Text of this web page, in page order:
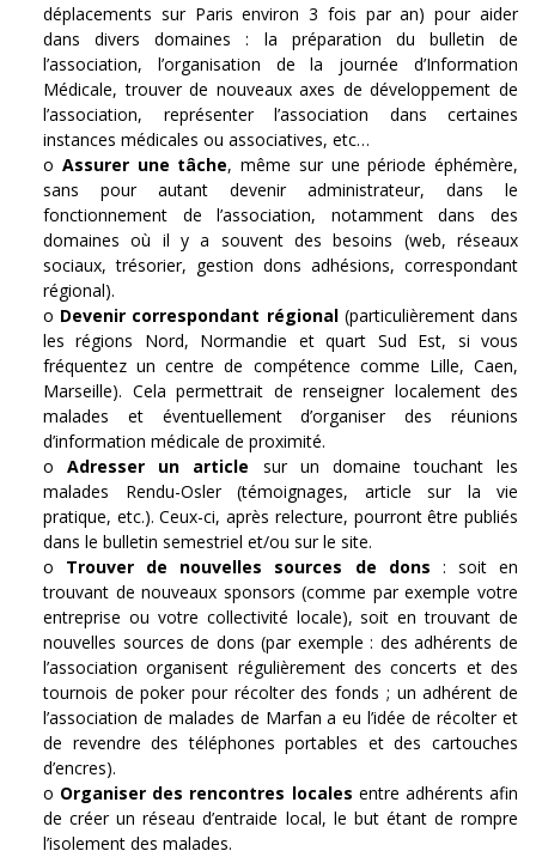
déplacements sur Paris environ 3 fois par an) pour aider
dans divers domaines : la préparation du bulletin de
l’association, l’organisation de la journée d’Information
Médicale, trouver de nouveaux axes de développement de
l’association, représenter l’association dans certaines
instances médicales ou associatives, etc…
o Assurer une tâche, même sur une période éphémère,
sans pour autant devenir administrateur, dans le
fonctionnement de l’association, notamment dans des
domaines où il y a souvent des besoins (web, réseaux
sociaux, trésorier, gestion dons adhésions, correspondant
régional).
o Devenir correspondant régional(particulièrement dans
les régions Nord, Normandie et quart Sud Est, si vous
fréquentez un centre de compétence comme Lille, Caen,
Marseille). Cela permettrait de renseigner localement des
malades et éventuellement d’organiser des réunions
d’information médicale de proximité.
oAdresser un article sur un domaine touchant les
malades Rendu-Osler (témoignages, article sur la vie
pratique, etc.). Ceux-ci, après relecture, pourront être publiés
dans le bulletin semestriel et/ou sur le site.
o Trouver de nouvelles sources de dons : soit en
trouvant de nouveaux sponsors (comme par exemple votre
entreprise ou votre collectivité locale), soit en trouvant de
nouvelles sources de dons (par exemple : des adhérents de
l’association organisent régulièrement des concerts et des
tournois de poker pour récolter des fonds ; un adhérent de
l’association de malades de Marfan a eu l’idée de récolter et
de revendre des téléphones portables et des cartouches
d’encres).
o Organiser des rencontres locales entre adhérents afin
de créer un réseau d’entraide local, le but étant de rompre
l’isolement des malades.